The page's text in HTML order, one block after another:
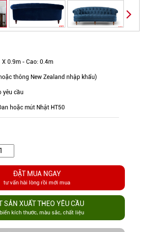
X 0.9m - Cao: 0.4m
thông New Zealand nhập khẩu)
yêu cầu
hoặc mút Nhật HT50
ĐẶT MUA NGAY
tư vấn hài lòng rồi mới mua
SẢN XUẤT THEO YÊU CẦU
kích thước, màu sắc, chất liệu